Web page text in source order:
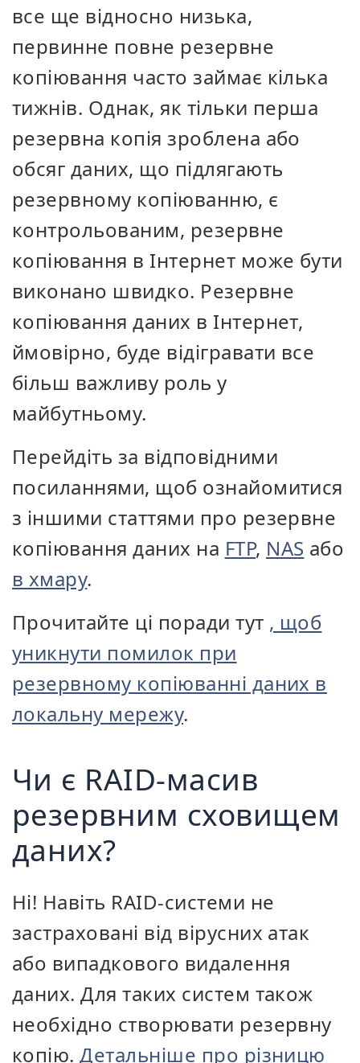
все ще відносно низька,
первинне повне резервне
копіювання часто займає кілька
тижнів. Однак, як тільки перша
резервна копія зроблена або
обсяг даних, що підлягають
резервному копіюванню, є
контрольованим, резервне
копіювання в Інтернет може бути
виконано швидко. Резервне
копіювання даних в Інтернет,
ймовірно, буде відігравати все
більш важливу роль у
майбутньому.
Перейдіть за відповідними
посиланнями, щоб ознайомитися
з іншими статтями про резервне
копіювання даних на FTP, NAS або
в хмару.
Прочитайте ці поради тут , щоб
уникнути помилок при
резервному копіюванні даних в
локальну мережу.
Чи є RAID-масив
резервним сховищем
даних?
Ні! Навіть RAID-системи не
застраховані від вірусних атак
або випадкового видалення
даних. Для таких систем також
необхідно створювати резервну
копію.Детальніше про різницю